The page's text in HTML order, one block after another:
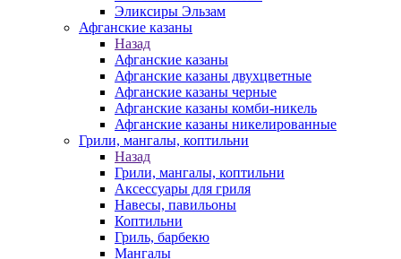
Эликсиры Эльзам
Афганские казаны
Назад
Афганские казаны
Афганские казаны двухцветные
Афганские казаны черные
Афганские казаны комби-никель
Афганские казаны никелированные
Грили, мангалы, коптильни
Назад
Грили, мангалы, коптильни
Аксессуары для гриля
Навесы, павильоны
Коптильни
Гриль, барбекю
Мангалы